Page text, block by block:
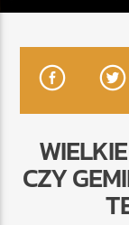
TYTUŁ
00:00
CZY